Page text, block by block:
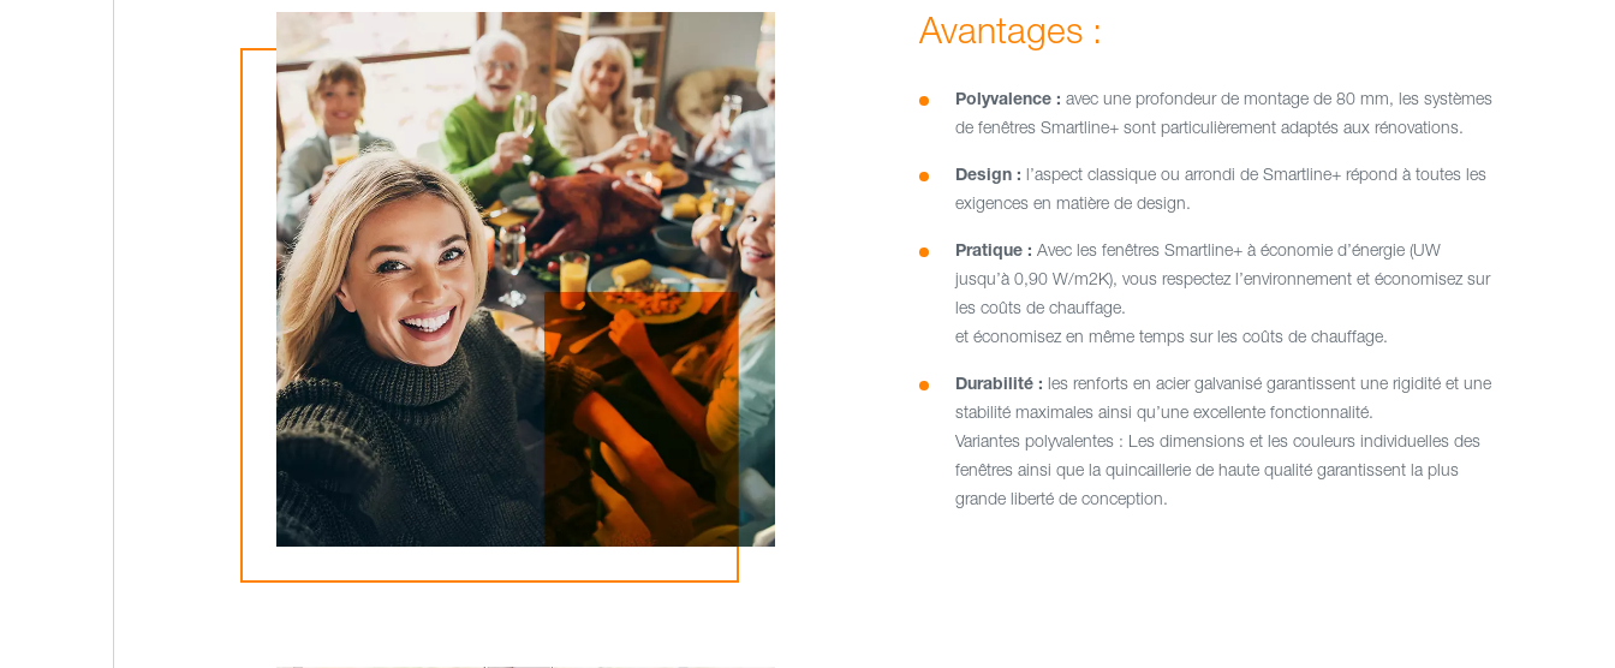
Avantages :
Polyvalence : avec une profondeur de montage de 80 mm, les systèmes
de fenêtres Smartline+ sont particulièrement adaptés aux rénovations.
Design : l’aspect classique ou arrondi de Smartline+ répond à toutes les
exigences en matière de design.
Pratique : Avec les fenêtres Smartline+ à économie d’énergie (UW
jusqu’à 0,90 W/m2K), vous respectez l’environnement et économisez sur
les coûts de chauffage.
et économisez en même temps sur les coûts de chauffage.
Durabilité : les renforts en acier galvanisé garantissent une rigidité et une
stabilité maximales ainsi qu’une excellente fonctionnalité.
Variantes polyvalentes : Les dimensions et les couleurs individuelles des
fenêtres ainsi que la quincaillerie de haute qualité garantissent la plus
grande liberté de conception.